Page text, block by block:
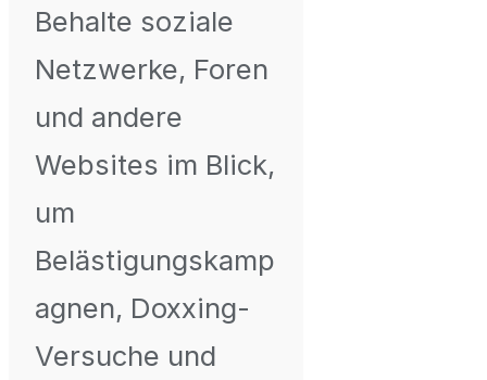
Behalte soziale
Netzwerke, Foren
und andere
Websites im Blick,
um
Belästigungskamp
agnen, Doxxing-
Versuche und